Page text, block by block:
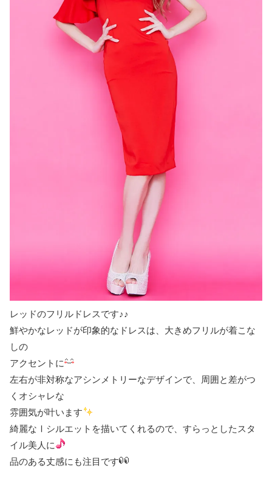
レッドのフリルドレスです♪♪
鮮やかなレッドが印象的なドレスは、大きめフリルが着こな
しの
アクセントに
左右が非対称なアシンメトリーなデザインで、周囲と差がつ
くオシャレな
雰囲気が叶います
綺麗なⅠシルエットを描いてくれるので、すらっとしたスタ
イル美人に
品のある丈感にも注目です